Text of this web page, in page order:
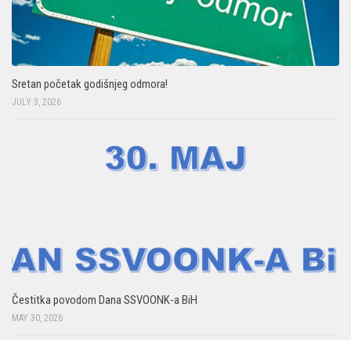
Sretan početak godišnjeg odmora!
JULY 3, 2026
Čestitka povodom Dana SSVOONK-a BiH
MAY 30, 2026